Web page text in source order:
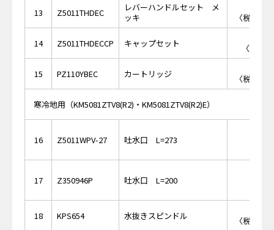
13 Z5011THDEC
レバーハンドルセット メ
ッキ
〈税抜価
14 Z5011THDECCP キャップセット
〈税抜
15 PZ110YBEC カートリッジ
〈税抜価
寒冷地用（KM5081ZTV8(R2)・KM5081ZTV8(R2)E）
16 Z5011WPV-27 吐水口 L=273
17 Z350946P 吐水口 L=200
18 KPS654 水抜きスピンドル
〈税抜価